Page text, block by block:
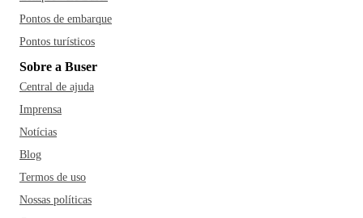
Pontos de embarque
Pontos turísticos
Sobre a Buser
Central de ajuda
Imprensa
Notícias
Blog
Termos de uso
Nossas políticas